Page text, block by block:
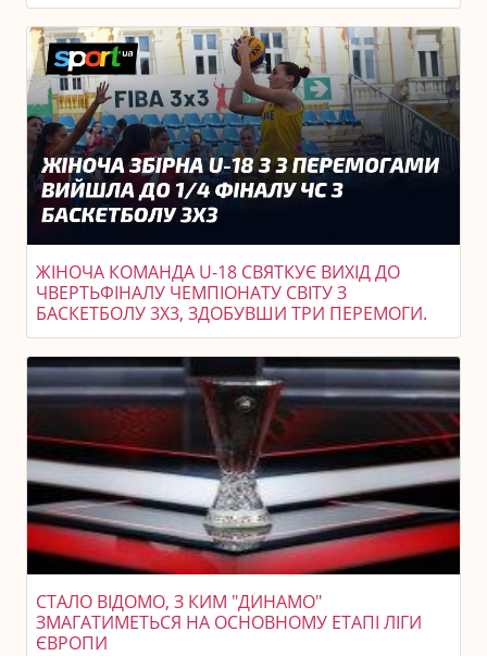
ЖІНОЧА КОМАНДА U-18 СВЯТКУЄ ВИХІД ДО
ЧВЕРТЬФІНАЛУ ЧЕМПІОНАТУ СВІТУ З
БАСКЕТБОЛУ 3X3, ЗДОБУВШИ ТРИ ПЕРЕМОГИ.
СТАЛО ВІДОМО, З КИМ "ДИНАМО"
ЗМАГАТИМЕТЬСЯ НА ОСНОВНОМУ ЕТАПІ ЛІГИ
ЄВРОПИ